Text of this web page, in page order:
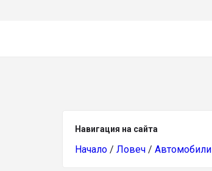
Навигация на сайта
Начало / Ловеч / Автомобили